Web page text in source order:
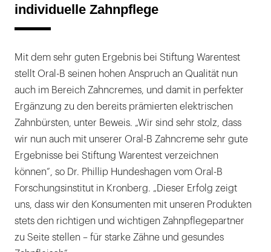
individuelle Zahnpflege
Mit dem sehr guten Ergebnis bei Stiftung Warentest
stellt Oral-B seinen hohen Anspruch an Qualität nun
auch im Bereich Zahncremes, und damit in perfekter
Ergänzung zu den bereits prämierten elektrischen
Zahnbürsten, unter Beweis. „Wir sind sehr stolz, dass
wir nun auch mit unserer Oral-B Zahncreme sehr gute
Ergebnisse bei Stiftung Warentest verzeichnen
können“, so Dr. Phillip Hundeshagen vom Oral-B
Forschungsinstitut in Kronberg. „Dieser Erfolg zeigt
uns, dass wir den Konsumenten mit unseren Produkten
stets den richtigen und wichtigen Zahnpflegepartner
zu Seite stellen – für starke Zähne und gesundes